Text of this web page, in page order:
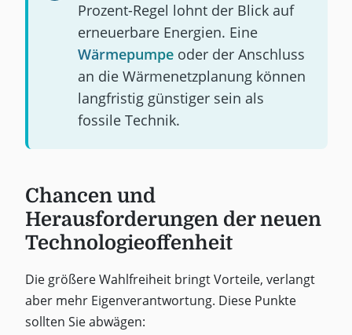
Prozent-Regel lohnt der Blick auf
erneuerbare Energien. Eine
Wärmepumpeoder der Anschluss
an die Wärmenetzplanung können
langfristig günstiger sein als
fossile Technik.
Chancen und
Herausforderungen der neuen
Technologieoffenheit
Die größere Wahlfreiheit bringt Vorteile, verlangt
aber mehr Eigenverantwortung. Diese Punkte
sollten Sie abwägen: